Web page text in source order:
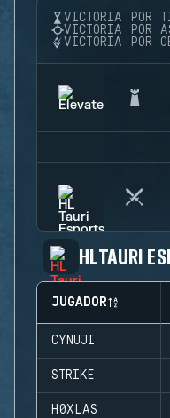
VICTORIA POR
VICTORIA POR
VICTORIA POR
HL TAURI
JUGADOR
CYNUJI
STRIKE
H0XLAS